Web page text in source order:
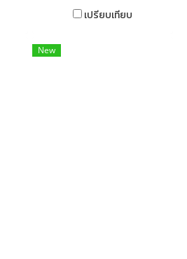
พอ
การโน้มน้าวใจ รวมถึงการนำ
ที่ซับซ้อนของการเป็นผู้นำ
เปรียบเทียบ
New